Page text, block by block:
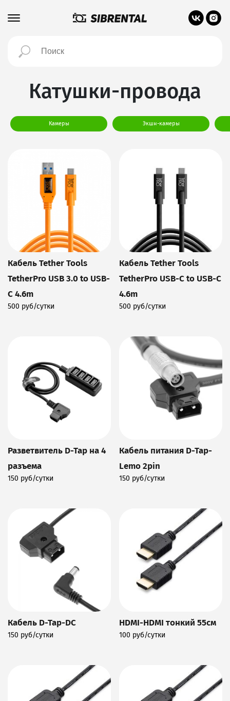
Катушки-провода
Камеры Экшн-камеры
Кабель Tether Tools
TetherPro USB 3.0 to USB-
C 4.6m
500 руб/сутки
Кабель Tether Tools
TetherPro USB-C to USB-C
4.6m
500 руб/сутки
Разветвитель D-Tap на 4
разъема
150 руб/сутки
Кабель питания D-Tap-
Lemo 2pin
150 руб/сутки
Кабель D-Tap-DC
150 руб/сутки
HDMI-HDMI тонкий 55см
100 руб/сутки